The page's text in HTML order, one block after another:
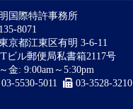
国際特許事務所
8071
京都江東区有明 3-6-11
ビル郵便局私書箱2117号
金: 9:00am～5:30pm
03-5530-5011
03-3528-3210